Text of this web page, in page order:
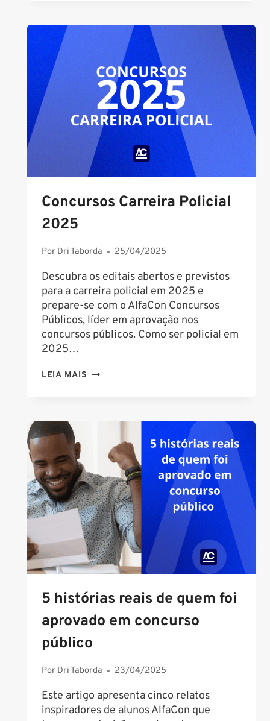
FEDERAL:
RETIFICADO;
VEJA
QUE
MUDA!
Concursos Carreira Policial
2025
Por Dri Taborda 25/04/2025
Descubra os editais abertos e previstos
para a carreira policial em 2025 e
prepare-se com o AlfaCon Concursos
Públicos, líder em aprovação nos
concursos públicos. Como ser policial em
2025…
LEIA MAIS CONCURSOS
5 histórias reais de quem foi
aprovado em concurso
público
Por Dri Taborda 23/04/2025
Este artigo apresenta cinco relatos
inspiradores de alunos AlfaCon que